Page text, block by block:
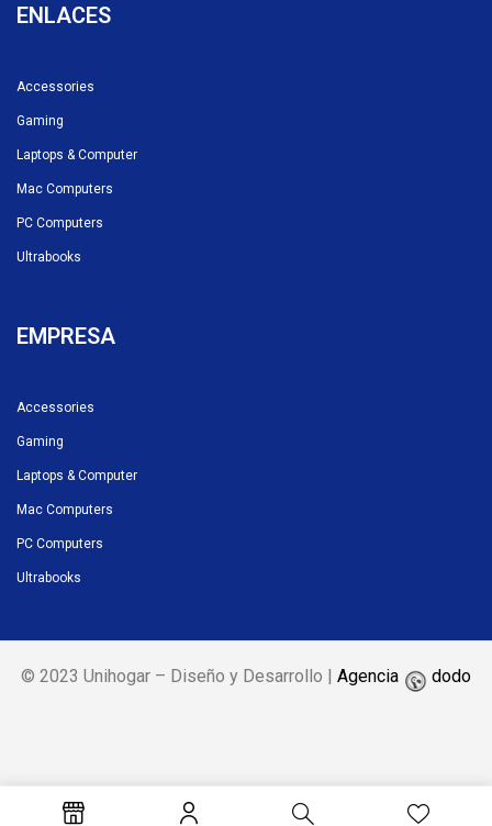
ENLACES
Accessories
Gaming
Laptops & Computer
Mac Computers
PC Computers
Ultrabooks
EMPRESA
Accessories
Gaming
Laptops & Computer
Mac Computers
PC Computers
Ultrabooks
© 2023 Unihogar – Diseño y Desarrollo | Agencia dodo